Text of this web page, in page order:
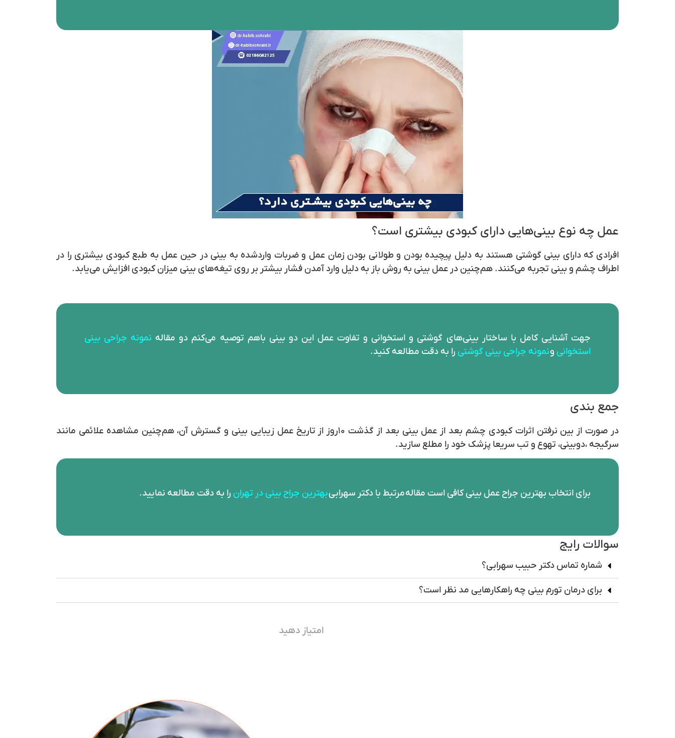
عمل چه نوع بینی‌هایی دارای کبودی بیشتری است؟
افرادی که دارای بینی‌ گوشتی هستند به دلیل پیچیده‌ بودن و طولانی‌ بودن زمان عمل و ضربات واردشده به بینی در حین عمل به‌ طبع کبودی بیشتری را در
اطراف چشم و بینی تجربه می‌کنند. هم‌چنین در عمل‌ بینی به روش باز به دلیل وارد آمدن فشار بیشتر بر روی تیغه‌های بینی میزان کبودی افزایش می‌یابد.
جهت آشنایی کامل با ساختار بینی‌های گوشتی و استخوانی و تفاوت عمل این دو بینی باهم توصیه می‌کنم دو مقاله نمونه جراحی بینی
استخوانی ونمونه جراحی بینی گوشتی را به دقت مطالعه کنید.
جمع بندی
در صورت از بین نرفتن اثرات کبودی چشم بعد از عمل بینی بعد از گذشت ۱۰روز از تاریخ عمل زیبایی بینی و گسترش آن، هم‌چنین مشاهده علائمی مانند
سرگیجه ،دوبینی، تهوع و تب سریعا پزشک خود را مطلع‌ سازید.
برای انتخاب بهترین جراح عمل بینی کافی است مقالهمرتبط با دکتر سهرابیبهترین جراح بینی در تهران را به دقت مطالعه نمایید.
سوالات رایج
شماره تماس دکتر حبیب سهرابی؟
برای درمان تورم بینی چه راهکارهایی مد نظر است؟
امتیاز دهید